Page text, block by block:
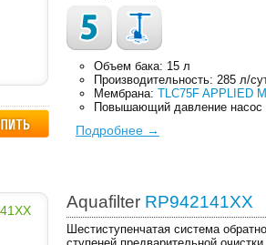
Объем бака: 15 л
Производительность: 285 л/
Мембрана: TLC75F APPLIED
Повышающий давление насос
Подробнее →
Aquafilter RP942141XX
Шестиступенчатая система